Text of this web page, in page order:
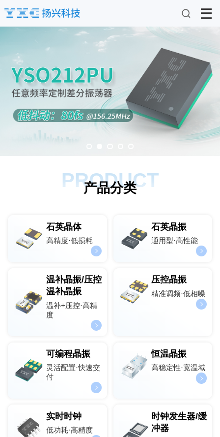
PRODUCT
产品分类
石英晶体
高精度·低损耗
石英晶振
通用型·高性能
温补晶振/压控
温补晶振
温补+压控·高精
度
压控晶振
精准调频·低相噪
可编程晶振
灵活配置·快速交
付
恒温晶振
高稳定性·宽温域
实时时钟
低功耗·高精度
时钟发生器/缓
冲器